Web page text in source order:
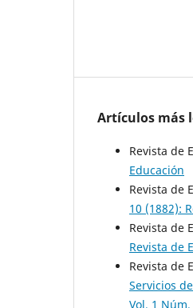
Artículos más
Revista de
Educación
Revista de
10 (1882):
Revista de
Revista de
Revista de
Servicios
Vol. 1